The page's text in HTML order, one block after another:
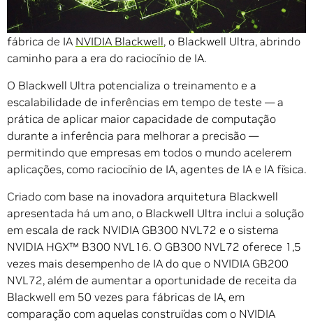
SAN JOSE, Califórnia — GTC — 18 de março de 2025 —
A NVIDIA anuncia a próxima evolução da plataforma de
fábrica de IA NVIDIA Blackwell, o Blackwell Ultra, abrindo
caminho para a era do raciocínio de IA.
O Blackwell Ultra potencializa o treinamento e a
escalabilidade de inferências em tempo de teste — a
prática de aplicar maior capacidade de computação
durante a inferência para melhorar a precisão —
permitindo que empresas em todos o mundo acelerem
aplicações, como raciocínio de IA, agentes de IA e IA física.
Criado com base na inovadora arquitetura Blackwell
apresentada há um ano, o Blackwell Ultra inclui a solução
em escala de rack NVIDIA GB300 NVL72 e o sistema
NVIDIA HGX™ B300 NVL16. O GB300 NVL72 oferece 1,5
vezes mais desempenho de IA do que o NVIDIA GB200
NVL72, além de aumentar a oportunidade de receita da
Blackwell em 50 vezes para fábricas de IA, em
comparação com aquelas construídas com o NVIDIA